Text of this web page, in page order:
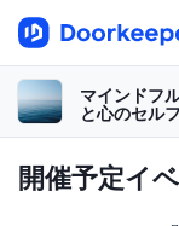
マインドフ
と心のセル
開催予定イ